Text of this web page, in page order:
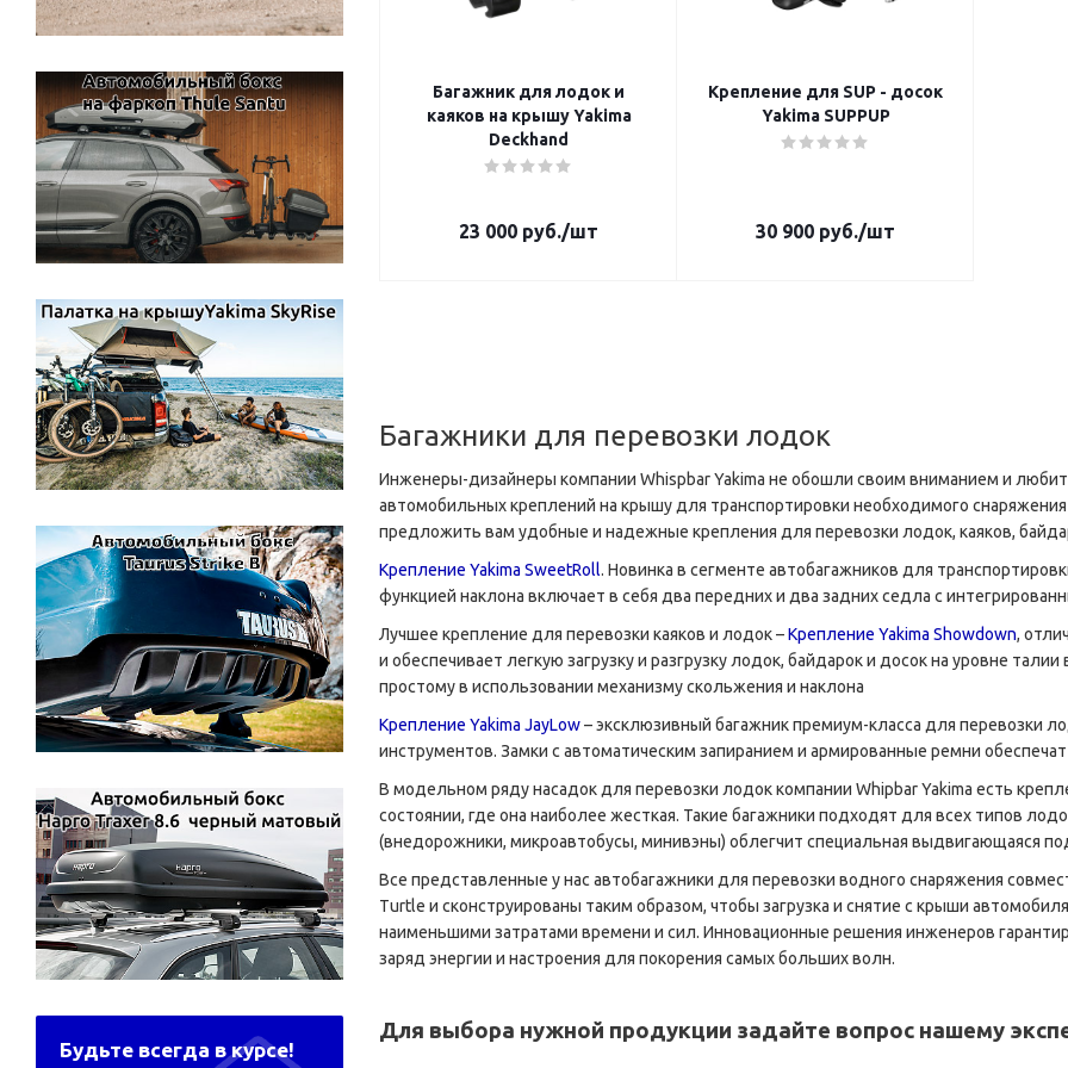
Багажник для лодок и
каяков на крышу Yakima
Deckhand
23 000 руб./шт
Крепление для SUP - досок
Yakima SUPPUP
30 900 руб./шт
Багажники для перевозки лодок
Инженеры-дизайнеры компании Whispbar Yakima не обошли своим вниманием и
автомобильных креплений на крышу для транспортировки необходимого
предложить вам удобные и надежные крепления для перевозки лодок, каяков,
Крепление Yakima SweetRoll. Новинка в сегменте автобагажников для
функцией наклона включает в себя два передних и два задних седла с
Лучшее крепление для перевозки каяков и лодок –Крепление Yakima Showdown,
и обеспечивает легкую загрузку и разгрузку лодок, байдарок и досок на уровне
простому в использовании механизму скольжения и наклона
Крепление Yakima JayLow– эксклюзивный багажник премиум-класса для перевозки
инструментов. Замки с автоматическим запиранием и армированные ремни
В модельном ряду насадок для перевозки лодок компании Whipbar Yakima есть
состоянии, где она наиболее жесткая. Такие багажники подходят для всех типов
(внедорожники, микроавтобусы, минивэны) облегчит специальная выдвигающаяся
Все представленные у нас автобагажники для перевозки водного снаряжения
Turtle и сконструированы таким образом, чтобы загрузка и снятие с крыши
наименьшими затратами времени и сил. Инновационные решения инженеров
заряд энергии и настроения для покорения самых больших волн.
Для выбора нужной продукции задайте вопрос нашему
Будьте всегда в курсе!